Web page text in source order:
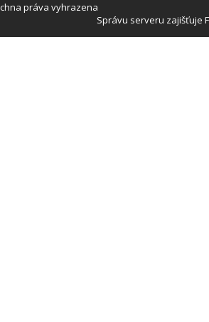
práva vyhrazena
Správu serveru zajišťuje